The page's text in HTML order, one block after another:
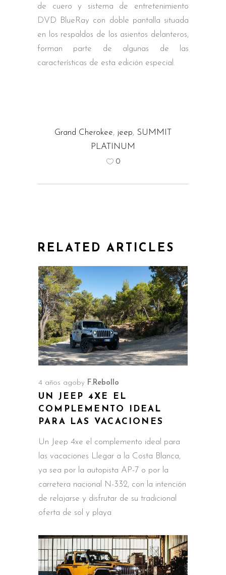
de cuero y sistema de entretenimiento
DVD BlueRay con doble pantalla situada
en los respaldos de los asientos delanteros,
forman parte de algunas de las
características de esta edición especial.
Grand Cherokee, jeep, SUMMIT
PLATINUM
0
RELATED ARTICLES
4 años ago by F.Rebollo
UN JEEP 4XE EL
COMPLEMENTO IDEAL
PARA LAS VACACIONES
Un Jeep 4xe el complemento ideal para
las vacaciones Llegar a la Costa Blanca,
ya sea por la autopista AP-7 o por la
carretera nacional N-332, con la intención
de relajarse y disfrutar de su tradicional
oferta de sol y playa